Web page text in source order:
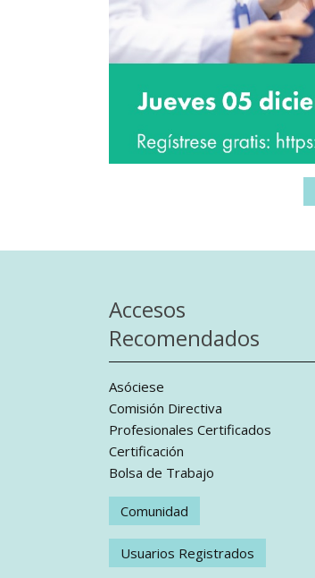
Accesos
Recomendados
Asóciese
Comisión Directiva
Profesionales Certificados
Certificación
Bolsa de Trabajo
Comunidad
Usuarios Registrados